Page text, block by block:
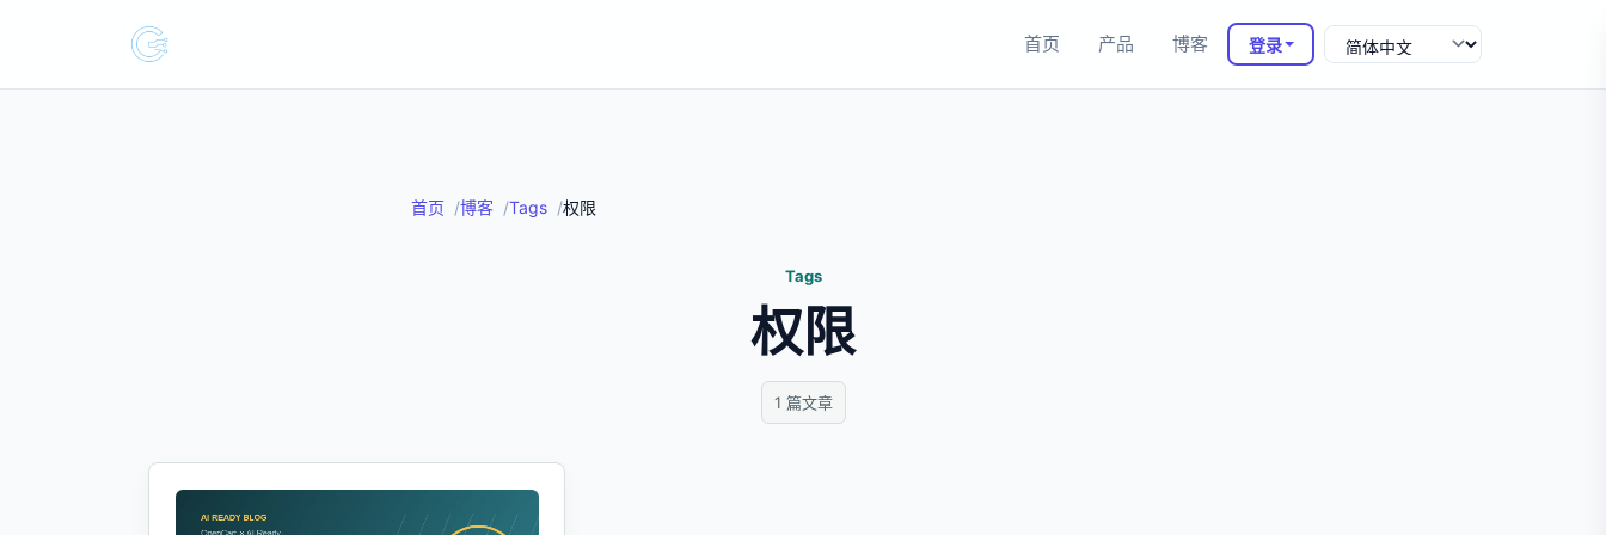
首页 产品 博客 登录
首页 博客 Tags 权限
Tags
权限
1 篇文章